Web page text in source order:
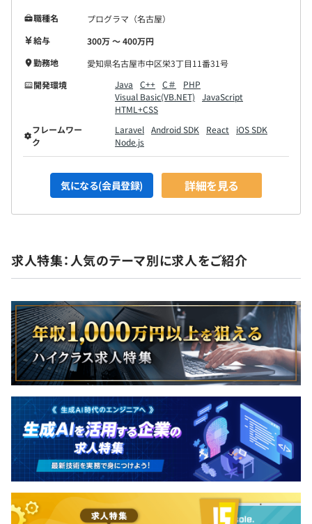
職種名
プログラマ（名古屋）
給与
300万 〜 400万円
勤務地
愛知県名古屋市中区栄3丁目11番31号
開発環境
Java C++ C＃
PHP
Visual Basic(VB.NET)
JavaScript
HTML+CSS
フレームワー
ク
Laravel Android SDK React
iOS SDK
Node.js
気になる(会員登録) 詳細を見る
求人特集：人気のテーマ別に求人をご紹介